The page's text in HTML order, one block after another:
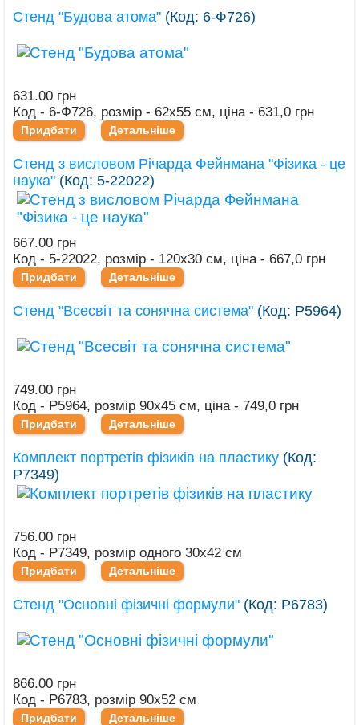
Стенд "Будова атома" (Код: 6-Ф726)
631.00 грн
Код - 6-Ф726, розмір - 62х55 см, ціна - 631,0 грн
Придбати Детальніше
Стенд з висловом Річарда Фейнмана "Фізика - це
наука" (Код:5-22022)
667.00 грн
Код - 5-22022, розмір - 120х30 см, ціна - 667,0 грн
Придбати Детальніше
Стенд "Всесвіт та сонячна система" (Код: Р5964)
749.00 грн
Код - Р5964, розмір 90х45 см, ціна - 749,0 грн
Придбати Детальніше
Комплект портретів фізиків на пластику (Код:
Р7349)
756.00 грн
Код - Р7349, розмір одного 30х42 см
Придбати Детальніше
Стенд "Основні фізичні формули" (Код: Р6783)
866.00 грн
Код - Р6783, розмір 90х52 см
Придбати Детальніше